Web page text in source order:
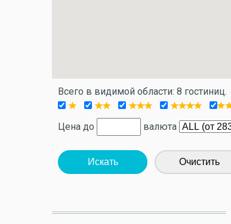
Всего в видимой области: 8 гостиниц.
Цена до
валюта
Искать Очистить